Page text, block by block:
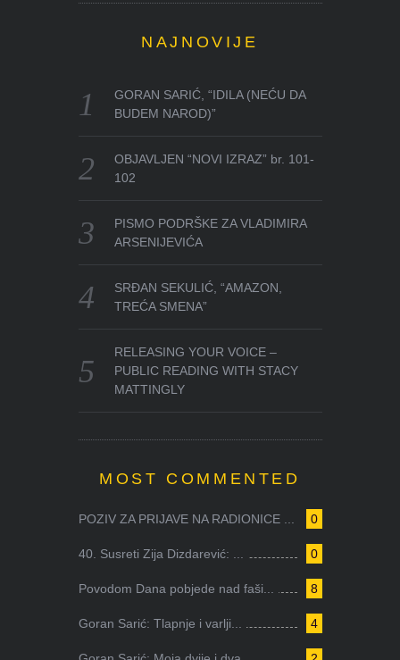
NAJNOVIJE
GORAN SARIĆ, “IDILA (NEĆU DA
BUDEM NAROD)”
OBJAVLJEN “NOVI IZRAZ” br. 101-
102
PISMO PODRŠKE ZA VLADIMIRA
ARSENIJEVIĆA
SRĐAN SEKULIĆ, “AMAZON,
TREĆA SMENA”
RELEASING YOUR VOICE –
PUBLIC READING WITH STACY
MATTINGLY
MOST COMMENTED
0
POZIV ZA PRIJAVE NA RADIONICE ...
0
40. Susreti Zija Dizdarević: ...
8
Povodom Dana pobjede nad faši...
4
Goran Sarić: Tlapnje i varlji...